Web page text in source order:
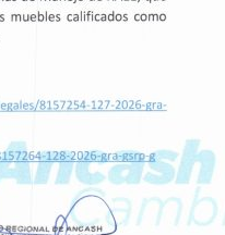
oficializó la recepción del